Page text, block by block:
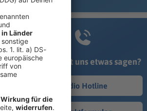
Du möchtest uns etwas sagen?
Studio Hotline